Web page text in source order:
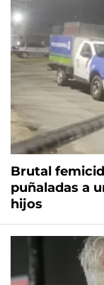
Brutal
puñaladas a
hijos